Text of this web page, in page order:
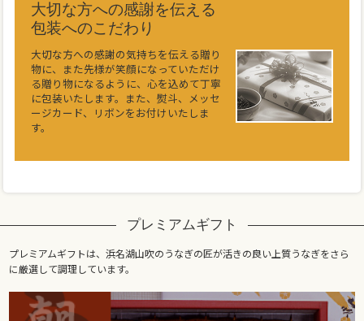
大切な方への感謝を伝える
包装へのこだわり
大切な方への感謝の気持ちを伝える贈り
物に、また先様が笑顔になっていただけ
る贈り物になるように、心を込めて丁寧
に包装いたします。また、熨斗、メッセ
ージカード、リボンをお付けいたしま
す。
プレミアムギフト
プレミアムギフトは、浜名湖山吹のうなぎの匠が活きの良い上質うなぎをさら
に厳選して調理しています。